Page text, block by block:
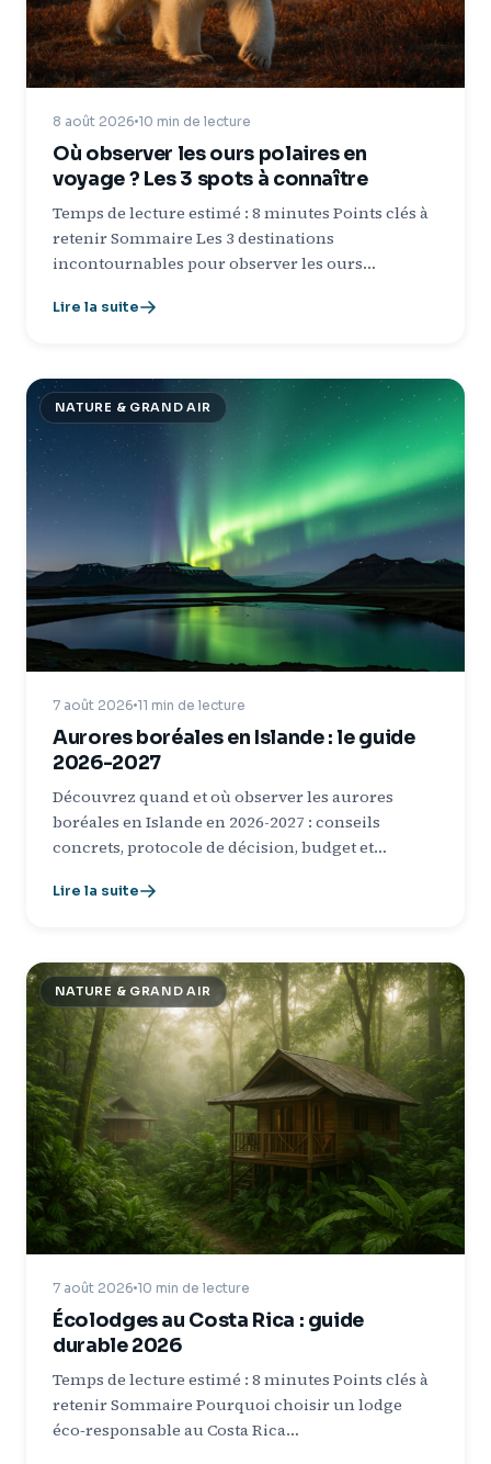
8 août 2026 10 min de lecture
Où observer les ours polaires en
voyage ? Les 3 spots à connaître
Temps de lecture estimé : 8 minutes Points clés à
retenir Sommaire Les 3 destinations
incontournables pour observer les ours…
Lire la suite
NATURE & GRAND AIR
7 août 2026 11 min de lecture
Aurores boréales en Islande : le guide
2026-2027
Découvrez quand et où observer les aurores
boréales en Islande en 2026-2027 : conseils
concrets, protocole de décision, budget et…
Lire la suite
NATURE & GRAND AIR
7 août 2026 10 min de lecture
Écolodges au Costa Rica : guide
durable 2026
Temps de lecture estimé : 8 minutes Points clés à
retenir Sommaire Pourquoi choisir un lodge
éco‑responsable au Costa Rica…